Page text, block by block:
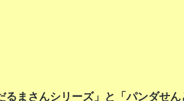
まさんシリーズ」と「パンダせん